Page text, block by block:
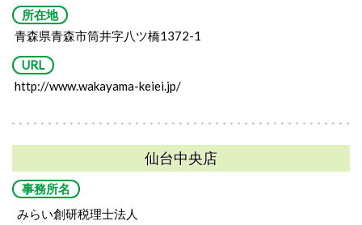
所在地
青森県青森市筒井字八ツ橋1372-1
URL
http://www.wakayama-keiei.jp/
仙台中央店
事務所名
みらい創研税理士法人